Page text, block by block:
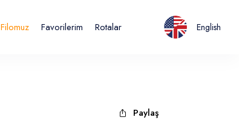
Filomuz Favorilerim Rotalar English
Paylaş